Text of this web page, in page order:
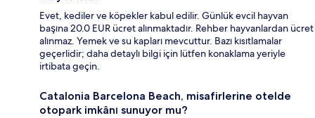
Evet, kediler ve köpekler kabul edilir. Günlük evcil hayvan
başına 20.0 EUR ücret alınmaktadır. Rehber hayvanlardan ücret
alınmaz. Yemek ve su kapları mevcuttur. Bazı kısıtlamalar
geçerlidir; daha detaylı bilgi için lütfen konaklama yeriyle
irtibata geçin.
Catalonia Barcelona Beach, misafirlerine otelde
otopark imkânı sunuyor mu?